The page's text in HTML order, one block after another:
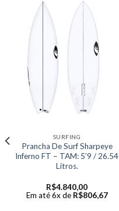
SURFING
Prancha De Surf Sharpeye
Inferno FT – TAM: 5’9 / 26.54
Litros.
R$4.840,00
Em até 6x de R$806,67